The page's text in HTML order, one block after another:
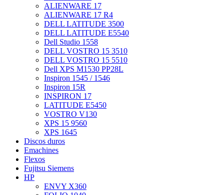
ALIENWARE 17
ALIENWARE 17 R4
DELL LATITUDE 3500
DELL LATITUDE E5540
Dell Studio 1558
DELL VOSTRO 15 3510
DELL VOSTRO 15 5510
Dell XPS M1530 PP28L
Inspiron 1545 / 1546
Inspiron 15R
INSPIRON 17
LATITUDE E5450
VOSTRO V130
XPS 15 9560
XPS 1645
Discos duros
Emachines
Flexos
Fujitsu Siemens
HP
ENVY X360